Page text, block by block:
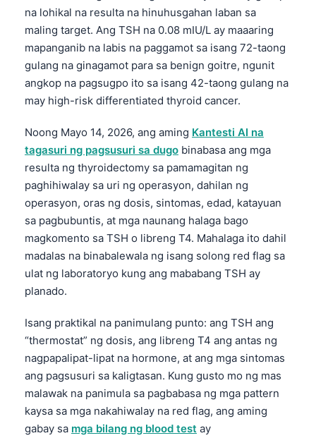
na lohikal na resulta na hinuhusgahan laban sa
maling target. Ang TSH na 0.08 mIU/L ay maaaring
mapanganib na labis na paggamot sa isang 72-taong
gulang na ginagamot para sa benign goitre, ngunit
angkop na pagsugpo ito sa isang 42-taong gulang na
may high-risk differentiated thyroid cancer.
Noong Mayo 14, 2026, ang aming Kantesti AI na
tagasuri ng pagsusuri sa dugo binabasa ang mga
resulta ng thyroidectomy sa pamamagitan ng
paghihiwalay sa uri ng operasyon, dahilan ng
operasyon, oras ng dosis, sintomas, edad, katayuan
sa pagbubuntis, at mga naunang halaga bago
magkomento sa TSH o libreng T4. Mahalaga ito dahil
madalas na binabalewala ng isang solong red flag sa
ulat ng laboratoryo kung ang mababang TSH ay
planado.
Isang praktikal na panimulang punto: ang TSH ang
“thermostat” ng dosis, ang libreng T4 ang antas ng
nagpapalipat-lipat na hormone, at ang mga sintomas
ang pagsusuri sa kaligtasan. Kung gusto mo ng mas
malawak na panimula sa pagbabasa ng mga pattern
kaysa sa mga nakahiwalay na red flag, ang aming
gabay sa mga bilang ng blood test ay